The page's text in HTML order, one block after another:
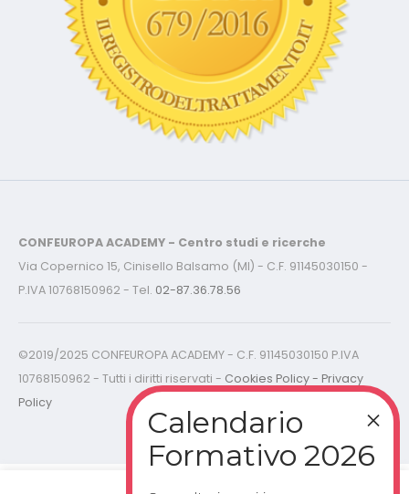
CONFEUROPA ACADEMY - Centro studi e ricerche
Via Copernico 15, Cinisello Balsamo (MI) - C.F. 91145030150 -
P.IVA 10768150962 - Tel. 02-87.36.78.56
©2019/2025 CONFEUROPA ACADEMY - C.F. 91145030150 P.IVA
10768150962 - Tutti i diritti riservati - Cookies Policy - Privacy
Policy